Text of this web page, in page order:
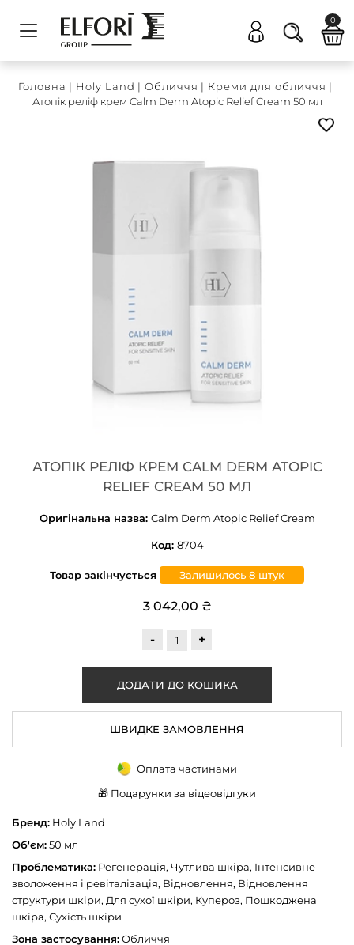
0
Головна | Holy Land | Обличчя | Креми для обличчя |
Атопік реліф крем Calm Derm Atopic Relief Cream 50 мл
АТОПІК РЕЛІФ КРЕМ CALM DERM ATOPIC
RELIEF CREAM 50 МЛ
Оригінальна назва: Calm Derm Atopic Relief Cream
Код: 8704
Товар закінчується Залишилось 8 штук
3 042,00 ₴
- +
ШВИДКЕ ЗАМОВЛЕННЯ
Оплата частинами
🎁 Подарунки за відеовідгуки
Бренд: Holy Land
Об'єм:50 мл
Проблематика: Регенерація, Чутлива шкіра, Інтенсивне
зволоження і ревіталізація, Відновлення, Відновлення
структури шкіри, Для сухої шкіри, Купероз, Пошкоджена
шкіра, Сухість шкіри
Зона застосування:Обличчя